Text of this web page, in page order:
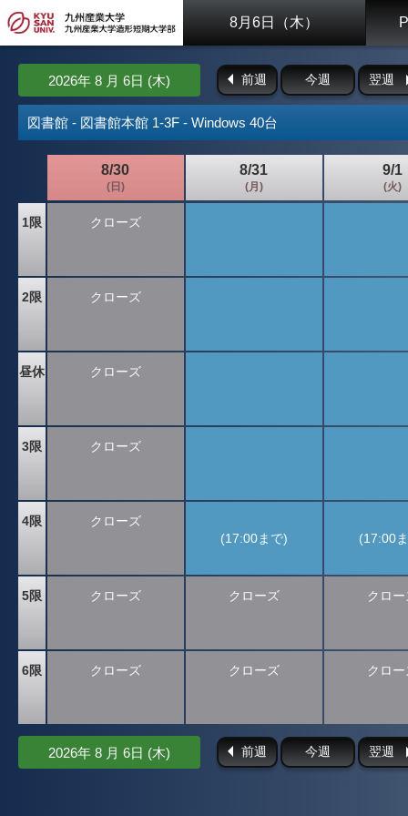
8月6日（木）
2026年 8 月 6日 (木) 前週 今週 翌週
図書館 - 図書館本館 1-3F - Windows 40台
8/30
(日)
8/31
(月)
9/1
(火)
1限
2限
昼休
3限
4限
5限
6限
クローズ
クローズ
クローズ
クローズ
クローズ
クローズ
クローズ
(17:00まで)
クローズ
クローズ
(17:00
クロ
クロ
2026年 8 月 6日 (木) 前週 今週 翌週